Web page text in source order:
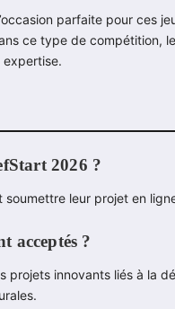
parfaite pour ces
ce type de
2026 ?
leur projet en
acceptés ?
projets innovants liés à la